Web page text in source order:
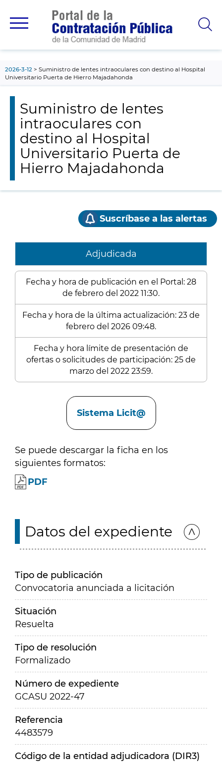
principal
2026-3-12
Suministro de lentes intraoculares con destino al Hospital
Universitario Puerta de Hierro Majadahonda
Suministro de lentes
intraoculares con
destino al Hospital
Universitario Puerta de
Hierro Majadahonda
Suscríbase a las alertas
Adjudicada
Fecha y hora de publicación en el Portal: 28
de febrero del 2022 11:30.
Fecha y hora de la última actualización: 23 de
febrero del 2026 09:48.
Fecha y hora límite de presentación de
ofertas o solicitudes de participación: 25 de
marzo del 2022 23:59.
Sistema Licit@
Se puede descargar la ficha en los
siguientes formatos:
PDF
Datos del expediente
Tipo de publicación
Convocatoria anunciada a licitación
Situación
Resuelta
Tipo de resolución
Formalizado
Número de expediente
GCASU 2022-47
Referencia
4483579
Código de la entidad adjudicadora (DIR3)